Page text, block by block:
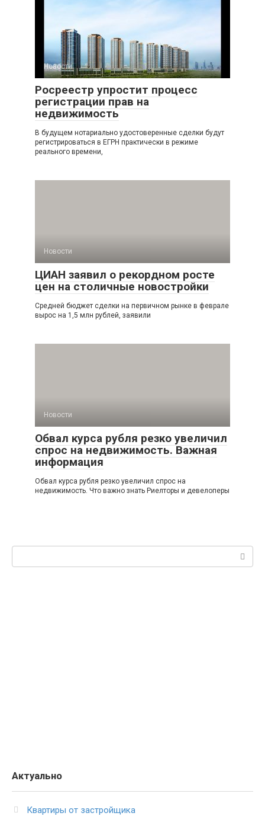
Новости
Росреестр упростит процесс
регистрации прав на
недвижимость
В будущем нотариально удостоверенные сделки будут
регистрироваться в ЕГРН практически в режиме
реального времени,
Новости
ЦИАН заявил о рекордном росте
цен на столичные новостройки
Средней бюджет сделки на первичном рынке в феврале
вырос на 1,5 млн рублей, заявили
Новости
Обвал курса рубля резко увеличил
спрос на недвижимость. Важная
информация
Обвал курса рубля резко увеличил спрос на
недвижимость. Что важно знать Риелторы и девелоперы
Актуально
Квартиры от застройщика